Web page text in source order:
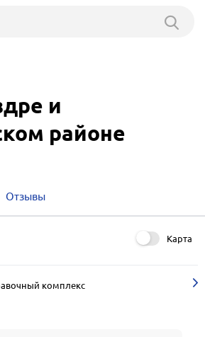
и
районе
Отзывы
Карта
комплекс